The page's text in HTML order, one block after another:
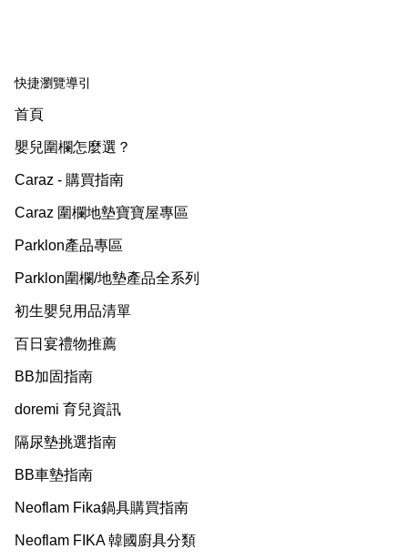
快捷瀏覽導引
首頁
嬰兒圍欄怎麼選？
Caraz - 購買指南
Caraz 圍欄地墊寶寶屋專區
Parklon產品專區
Parklon圍欄/地墊產品全系列
初生嬰兒用品清單
百日宴禮物推薦
BB加固指南
doremi 育兒資訊
隔尿墊挑選指南
BB車墊指南
Neoflam Fika鍋具購買指南
Neoflam FIKA 韓國廚具分類